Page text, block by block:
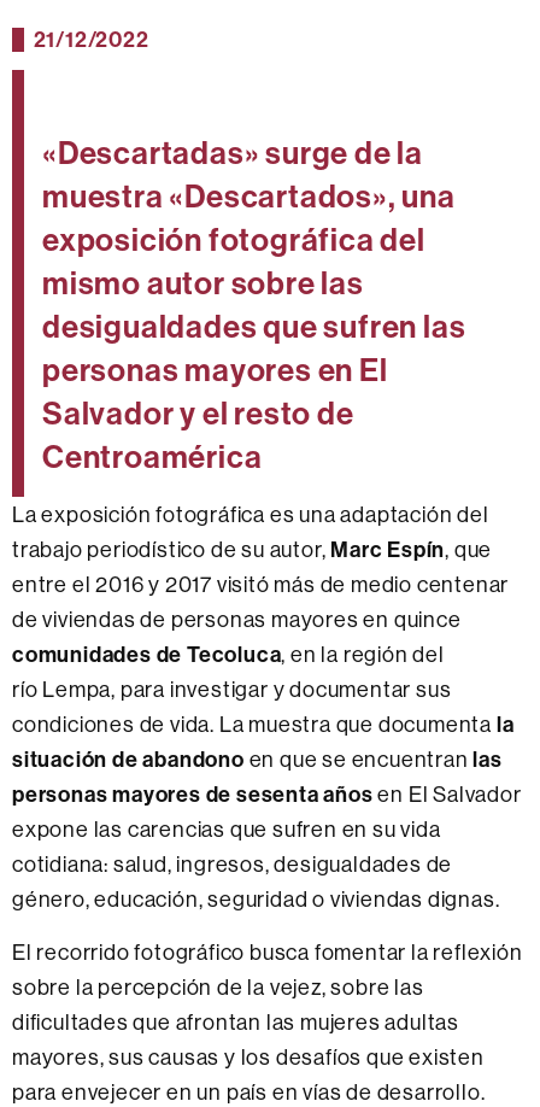
21/12/2022
«Descartadas» surge de la
muestra «Descartados», una
exposición fotográfica del
mismo autor sobre las
desigualdades que sufren las
personas mayores en El
Salvador y el resto de
Centroamérica
La exposición fotográfica es una adaptación del
trabajo periodístico de su autor, Marc Espín, que
entre el 2016 y 2017 visitó más de medio centenar
de viviendas de personas mayores en quince
comunidades de Tecoluca, en la región del
río Lempa, para investigar y documentar sus
condiciones de vida. La muestra que documenta la
situación de abandono en que se encuentranlas
personas mayores de sesenta añosen El Salvador
expone las carencias que sufren en su vida
cotidiana: salud, ingresos, desigualdades de
género, educación, seguridad o viviendas dignas.
El recorrido fotográfico busca fomentar la reflexión
sobre la percepción de la vejez, sobre las
dificultades que afrontan las mujeres adultas
mayores, sus causas y los desafíos que existen
para envejecer en un país en vías de desarrollo.